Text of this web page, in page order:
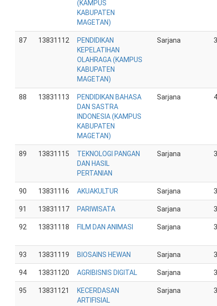
(KAMPUS
KABUPATEN
MAGETAN)
87 13831112
PENDIDIKAN
KEPELATIHAN
OLAHRAGA (KAMPUS
KABUPATEN
MAGETAN)
Sarjana
88 13831113
PENDIDIKAN BAHASA
DAN SASTRA
INDONESIA (KAMPUS
KABUPATEN
MAGETAN)
Sarjana
89 13831115
TEKNOLOGI PANGAN
DAN HASIL
PERTANIAN
Sarjana
90 13831116 AKUAKULTUR Sarjana
91 13831117 PARIWISATA Sarjana
92 13831118 FILM DAN ANIMASI Sarjana
93 13831119 BIOSAINS HEWAN Sarjana
94 13831120 AGRIBISNIS DIGITAL Sarjana
95 13831121
KECERDASAN
ARTIFISIAL
Sarjana